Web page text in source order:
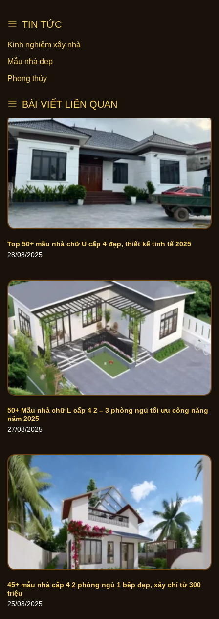
TIN TỨC
Kinh nghiệm xây nhà
Mẫu nhà đẹp
Phong thủy
BÀI VIẾT LIÊN QUAN
Top 50+ mẫu nhà chữ U cấp 4 đẹp, thiết kế tinh tế 2025
28/08/2025
50+ Mẫu nhà chữ L cấp 4 2 – 3 phòng ngủ tối ưu công năng
năm 2025
27/08/2025
45+ mẫu nhà cấp 4 2 phòng ngủ 1 bếp đẹp, xây chỉ từ 300
triệu
25/08/2025